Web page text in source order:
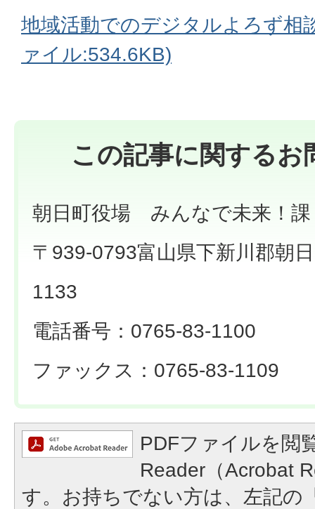
地域活動でのデジタルよろず相
ァイル:534.6KB)
この記事に関するお
朝日町役場 みんなで未来！課
〒939-0793富山県下新川郡朝
1133
電話番号：0765-83-1100
ファックス：0765-83-1109
PDFファイルを閲
Reader（Acrobat
す。お持ちでない方は、左記の